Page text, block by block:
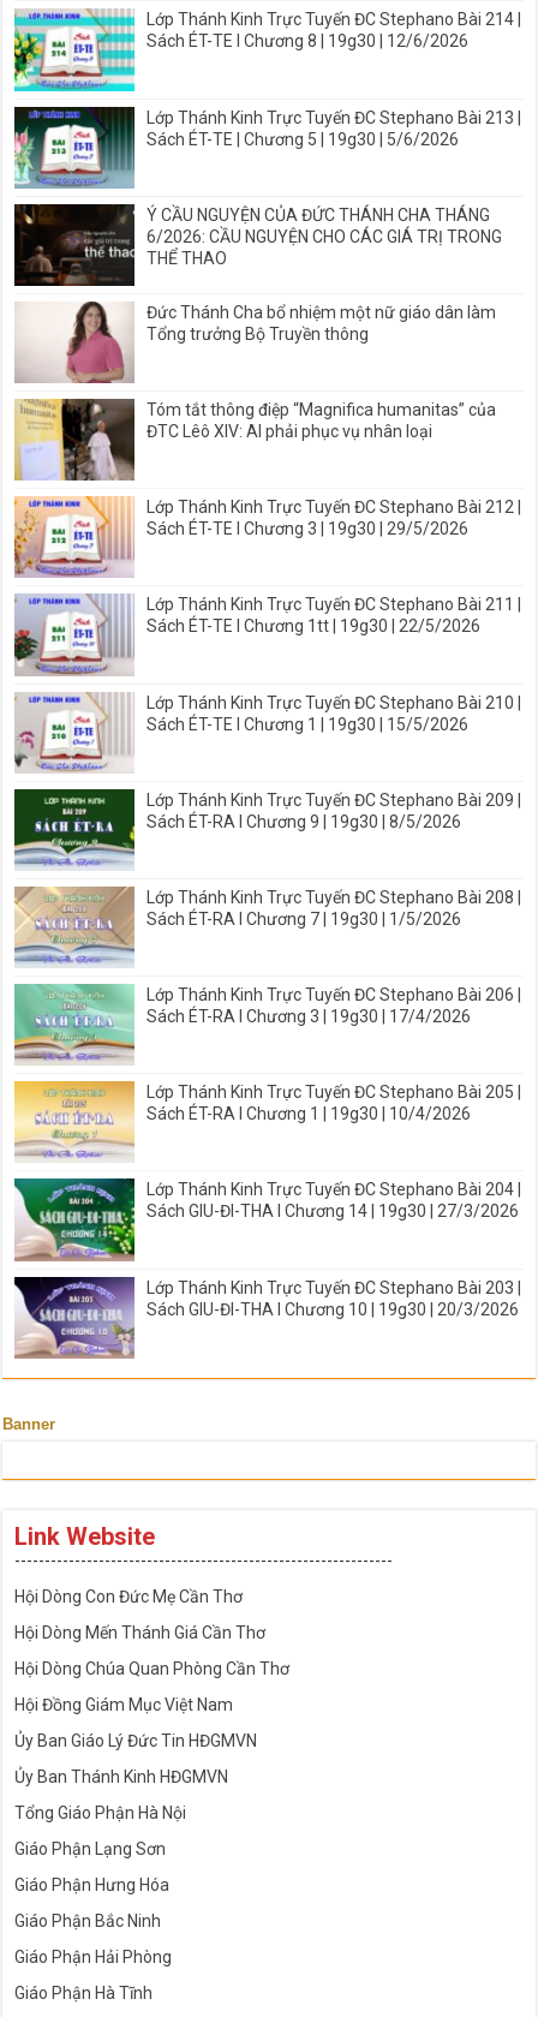
Lớp Thánh Kinh Trực Tuyến ĐC Stephano Bài 214 |
Sách ÉT-TE I Chương 8 | 19g30 | 12/6/2026
Lớp Thánh Kinh Trực Tuyến ĐC Stephano Bài 213 |
Sách ÉT-TE | Chương 5 | 19g30 | 5/6/2026
Ý CẦU NGUYỆN CỦA ĐỨC THÁNH CHA THÁNG
6/2026: CẦU NGUYỆN CHO CÁC GIÁ TRỊ TRONG
THỂ THAO
Đức Thánh Cha bổ nhiệm một nữ giáo dân làm
Tổng trưởng Bộ Truyền thông
Tóm tắt thông điệp “Magnifica humanitas” của
ĐTC Lêô XIV: AI phải phục vụ nhân loại
Lớp Thánh Kinh Trực Tuyến ĐC Stephano Bài 212 |
Sách ÉT-TE I Chương 3 | 19g30 | 29/5/2026
Lớp Thánh Kinh Trực Tuyến ĐC Stephano Bài 211 |
Sách ÉT-TE I Chương 1tt | 19g30 | 22/5/2026
Lớp Thánh Kinh Trực Tuyến ĐC Stephano Bài 210 |
Sách ÉT-TE I Chương 1 | 19g30 | 15/5/2026
Lớp Thánh Kinh Trực Tuyến ĐC Stephano Bài 209 |
Sách ÉT-RA I Chương 9 | 19g30 | 8/5/2026
Lớp Thánh Kinh Trực Tuyến ĐC Stephano Bài 208 |
Sách ÉT-RA I Chương 7 | 19g30 | 1/5/2026
Lớp Thánh Kinh Trực Tuyến ĐC Stephano Bài 206 |
Sách ÉT-RA I Chương 3 | 19g30 | 17/4/2026
Lớp Thánh Kinh Trực Tuyến ĐC Stephano Bài 205 |
Sách ÉT-RA I Chương 1 | 19g30 | 10/4/2026
Lớp Thánh Kinh Trực Tuyến ĐC Stephano Bài 204 |
Sách GIU-ĐI-THA I Chương 14 | 19g30 | 27/3/2026
Lớp Thánh Kinh Trực Tuyến ĐC Stephano Bài 203 |
Sách GIU-ĐI-THA I Chương 10 | 19g30 | 20/3/2026
Banner
Link Website
---------------------------------------------------------------
Hội Dòng Con Đức Mẹ Cần Thơ
Hội Dòng Mến Thánh Giá Cần Thơ
Hội Dòng Chúa Quan Phòng Cần Thơ
Hội Đồng Giám Mục Việt Nam
Ủy Ban Giáo Lý Đức Tin HĐGMVN
Ủy Ban Thánh Kinh HĐGMVN
Tổng Giáo Phận Hà Nội
Giáo Phận Lạng Sơn
Giáo Phận Hưng Hóa
Giáo Phận Bắc Ninh
Giáo Phận Hải Phòng
Giáo Phận Hà Tĩnh